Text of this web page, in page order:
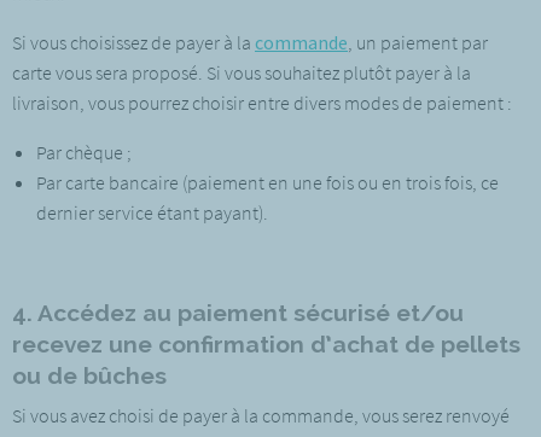
Si vous choisissez de payer à la commande, un paiement par
carte vous sera proposé. Si vous souhaitez plutôt payer à la
livraison, vous pourrez choisir entre divers modes de paiement :
Par chèque ;
Par carte bancaire (paiement en une fois ou en trois fois, ce
dernier service étant payant).
4. Accédez au paiement sécurisé et/ou
recevez une confirmation d’achat de pellets
ou de bûches
Si vous avez choisi de payer à la commande, vous serez renvoyé